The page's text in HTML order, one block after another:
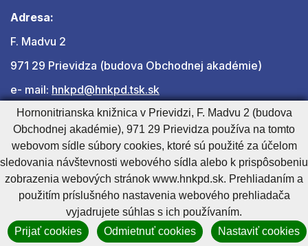
Adresa:
F. Madvu 2
971 29 Prievidza (budova Obchodnej akadémie)
e- mail: hnkpd@hnkpd.tsk.sk
Ďalšie kontakty
Cookies nastavenieCookies - viac informáciíVyhlásenie o prístupnosti
Technický prevádzkovateľ
Správca obsahu
GenerujeCMS BUXUS
Hornonitrianska knižnica v Prievidzi, F. Madvu 2 (budova
Obchodnej akadémie), 971 29 Prievidza používa na tomto
webovom sídle súbory cookies, ktoré sú použité za účelom
sledovania návštevnosti webového sídla alebo k prispôsobeniu
zobrazenia webových stránok www.hnkpd.sk. Prehliadaním a
použitím príslušného nastavenia webového prehliadača
vyjadrujete súhlas s ich používaním.
Prijať cookies
Odmietnuť cookies Nastaviť cookies